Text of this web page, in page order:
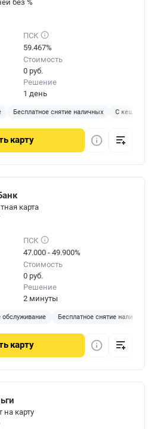
без %
ПСК
59.467%
Стоимость
0 руб.
Решение
1 день
Бесплатное снятие наличных С кешбэком
карту
карта
ПСК
47.000 - 49.900%
Стоимость
0 руб.
Решение
2 минуты
обслуживание Бесплатное снятие наличных
карту
на карту